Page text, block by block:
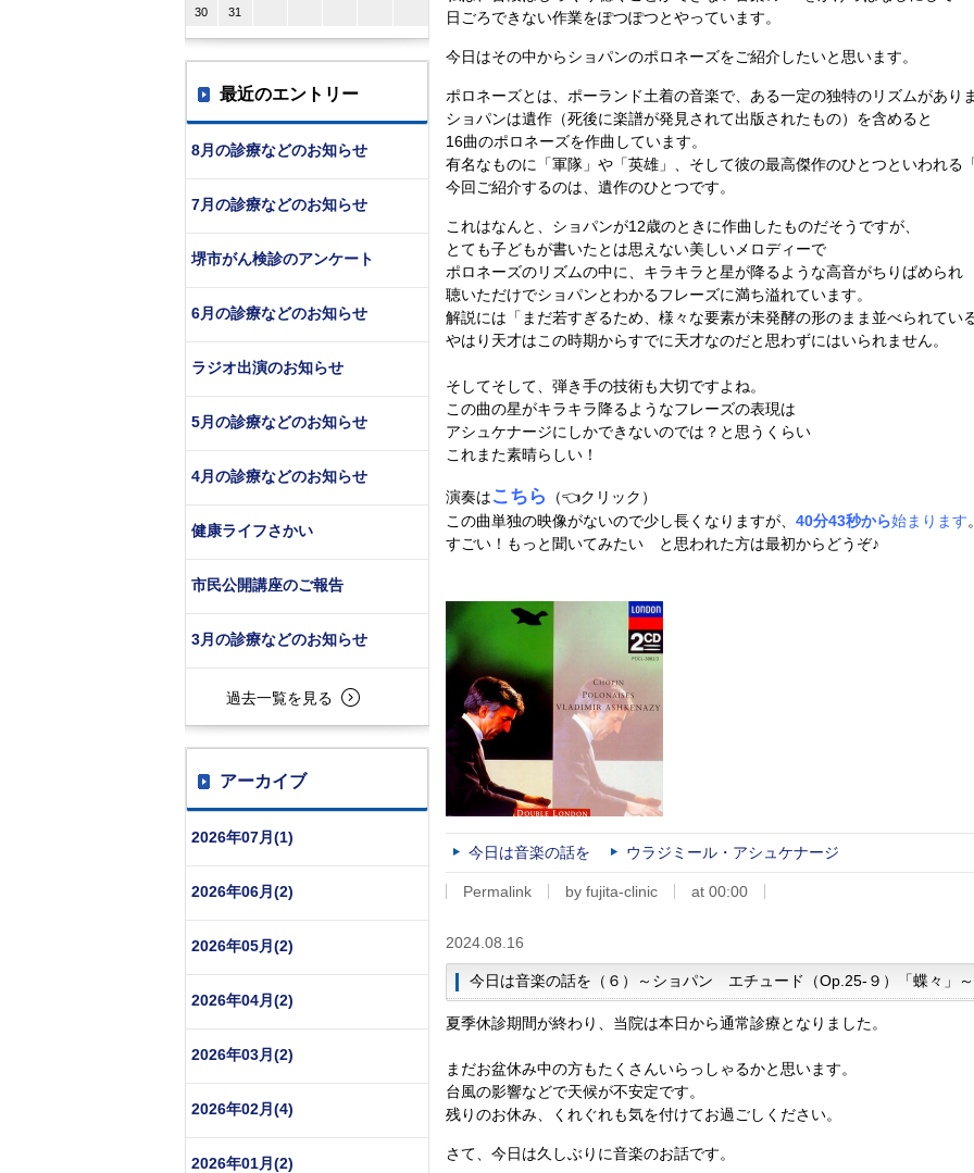
日ごろできない作業をぽつぽつとやっています。
今日はその中からショパンのポロネーズをご紹介したいと思います。
ポロネーズとは、ポーランド土着の音楽で、ある一定の独特のリズムがあり
ショパンは遺作（死後に楽譜が発見されて出版されたもの）を含めると
16曲のポロネーズを作曲しています。
有名なものに「軍隊」や「英雄」、そして彼の最高傑作のひとつといわれる
今回ご紹介するのは、遺作のひとつです。
これはなんと、ショパンが12歳のときに作曲したものだそうですが、
とても子どもが書いたとは思えない美しいメロディーで
ポロネーズのリズムの中に、キラキラと星が降るような高音がちりばめられ
聴いただけでショパンとわかるフレーズに満ち溢れています。
解説には「まだ若すぎるため、様々な要素が未発酵の形のまま並べられてい
やはり天才はこの時期からすでに天才なのだと思わずにはいられません。
そしてそして、弾き手の技術も大切ですよね。
この曲の星がキラキラ降るようなフレーズの表現は
アシュケナージにしかできないのでは？と思うくらい
これまた素晴らしい！
演奏はこちら （👈クリック）
この曲単独の映像がないので少し長くなりますが、 40分43秒から始まります
すごい！もっと聞いてみたい と思われた方は最初からどうぞ♪
今日は音楽の話を ウラジミール・アシュケナージ
Permalink by fujita-clinic at 00:00
2024.08.16
今日は音楽の話を（６）～ショパン エチュード（Op.25-９）「蝶々」～
夏季休診期間が終わり、当院は本日から通常診療となりました。
まだお盆休み中の方もたくさんいらっしゃるかと思います。
台風の影響などで天候が不安定です。
残りのお休み、くれぐれも気を付けてお過ごしください。
さて、今日は久しぶりに音楽のお話です。
30 31
最近のエントリー
8月の診療などのお知らせ
7月の診療などのお知らせ
堺市がん検診のアンケート
6月の診療などのお知らせ
ラジオ出演のお知らせ
5月の診療などのお知らせ
4月の診療などのお知らせ
健康ライフさかい
市民公開講座のご報告
3月の診療などのお知らせ
過去一覧を見る
アーカイブ
2026年07月(1)
2026年06月(2)
2026年05月(2)
2026年04月(2)
2026年03月(2)
2026年02月(4)
2026年01月(2)